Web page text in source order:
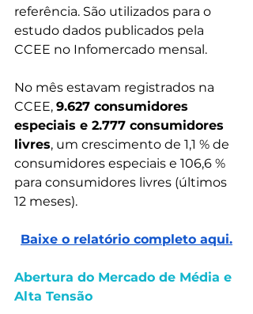
referência. São utilizados para o
estudo dados publicados pela
CCEE no Infomercado mensal.
No mês estavam registrados na
CCEE, 9.627 consumidores
especiais e 2.777 consumidores
livres, um crescimento de 1,1 % de
consumidores especiais e 106,6 %
para consumidores livres (últimos
12 meses).
Baixe o relatório completo aqui.
Abertura do Mercado de Média e
Alta Tensão